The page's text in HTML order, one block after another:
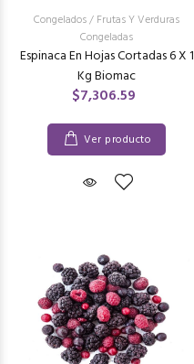
Congelados/ Frutas Y Verduras
Congeladas
Espinaca En Hojas Cortadas 6 X 1
Kg Biomac
$7,306.59
Ver producto